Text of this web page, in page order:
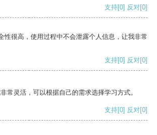
支持[0] 反对[0]
性很高，使用过程中不会泄露个人信息，让我非常
支持[0] 反对[0]
常灵活，可以根据自己的需求选择学习方式。
支持[0] 反对[0]